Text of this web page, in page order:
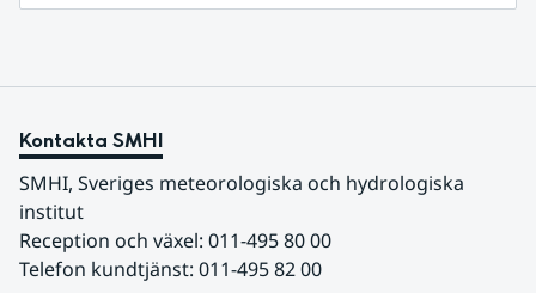
Kontakta SMHI
SMHI, Sveriges meteorologiska och hydrologiska
institut
Reception och växel: 011-495 80 00
Telefon kundtjänst: 011-495 82 00